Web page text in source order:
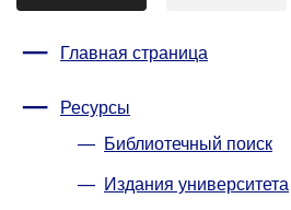
Главная страница
Ресурсы
Библиотечный поиск
Издания университета